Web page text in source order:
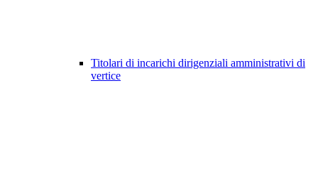
Titolari di incarichi dirigenziali amministrativi di
vertice